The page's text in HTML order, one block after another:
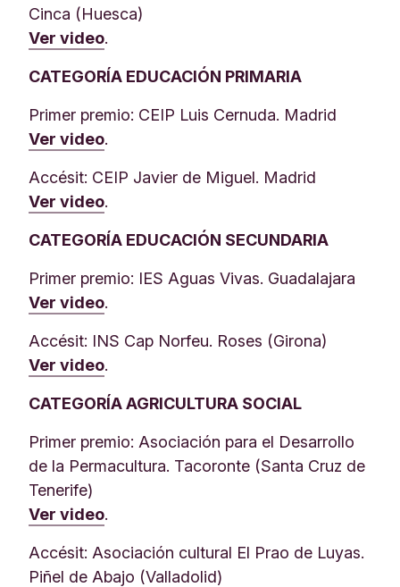
Cinca (Huesca)
Ver video.
CATEGORÍA EDUCACIÓN PRIMARIA
Primer premio: CEIP Luis Cernuda. Madrid
Ver video.
Accésit: CEIP Javier de Miguel. Madrid
Ver video.
CATEGORÍA EDUCACIÓN SECUNDARIA
Primer premio: IES Aguas Vivas. Guadalajara
Ver video.
Accésit: INS Cap Norfeu. Roses (Girona)
Ver video.
CATEGORÍA AGRICULTURA SOCIAL
Primer premio: Asociación para el Desarrollo
de la Permacultura. Tacoronte (Santa Cruz de
Tenerife)
Ver video.
Accésit: Asociación cultural El Prao de Luyas.
Piñel de Abajo (Valladolid)